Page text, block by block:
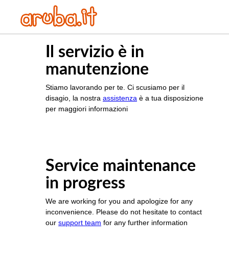
Il servizio è in
manutenzione
Stiamo lavorando per te. Ci scusiamo per il
disagio, la nostra assistenza è a tua disposizione
per maggiori informazioni
Service maintenance
in progress
We are working for you and apologize for any
inconvenience. Please do not hesitate to contact
our support team for any further information